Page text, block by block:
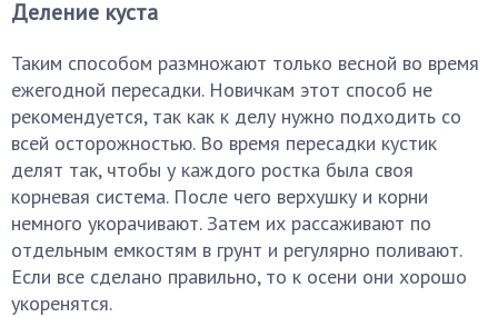
Деление куста
Таким способом размножают только весной во время
ежегодной пересадки. Новичкам этот способ не
рекомендуется, так как к делу нужно подходить со
всей осторожностью. Во время пересадки кустик
делят так, чтобы у каждого ростка была своя
корневая система. После чего верхушку и корни
немного укорачивают. Затем их рассаживают по
отдельным емкостям в грунт и регулярно поливают.
Если все сделано правильно, то к осени они хорошо
укоренятся.